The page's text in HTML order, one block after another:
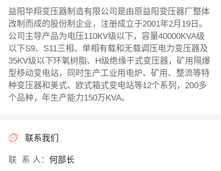
益阳华翔变压器制造有限公司是由原益阳变压器厂整体
改制而成的股份制企业，注册成立于2001年2月19日。
公司主导产品为电压110KV级以下，容量40000KVA级
以下S9、S11三相、单相有载和无载调压电力变压器及
35KV级以下环氧树脂、H级绝缘干式变压器，矿用隔爆
型移动变电站，同时生产工业用电炉、矿用、整流等特
种变压器和美式、欧式箱式变电站等12个系列，200多
个品种，年生产能力150万KVA。
联系我们
联 系 人： 何部长